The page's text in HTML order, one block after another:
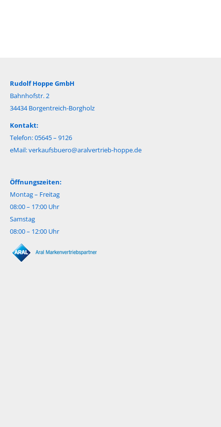
Rudolf Hoppe GmbH
Bahnhofstr. 2
34434 Borgentreich-Borgholz
Kontakt:
Telefon: 05645 – 9126
eMail:verkaufsbuero@aralvertrieb-hoppe.de
Öffnungszeiten:
Montag – Freitag
08:00 – 17:00 Uhr
Samstag
08:00 – 12:00 Uhr